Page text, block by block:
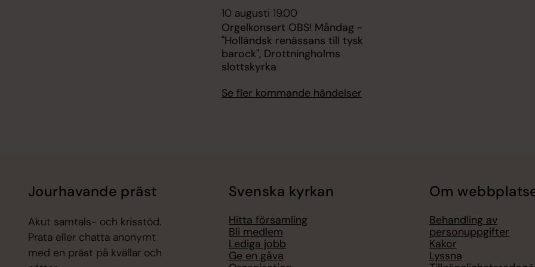
10 augusti 19.00
Orgelkonsert OBS! Måndag -
"Holländsk renässans till tysk
barock", Drottningholms
slottskyrka
Se fler kommande händelser
Jourhavande präst
Akut samtals- och krisstöd.
Prata eller chatta anonymt
med en präst på kvällar och
Svenska kyrkan
Hitta församling
Bli medlem
Lediga jobb
Ge en gåva
Om
Behandling av
personuppgifter
Kakor
Lyssna